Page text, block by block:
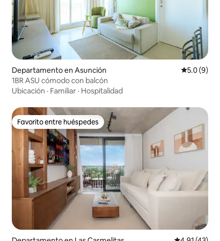
Departamento en Asunción
5.0 (9)
1BR ASU cómodo con balcón
Ubicación · Familiar · Hospitalidad
Favorito entre huéspedes
Favorito entre huéspedes